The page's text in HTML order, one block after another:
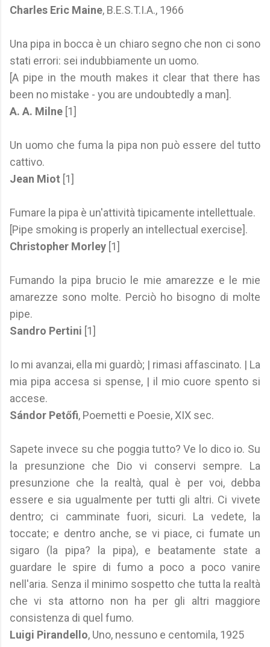
Charles Eric Maine, B.E.S.T.I.A., 1966
Una pipa in bocca è un chiaro segno che non ci sono
stati errori: sei indubbiamente un uomo.
[A pipe in the mouth makes it clear that there has
been no mistake - you are undoubtedly a man].
A. A. Milne [1]
Un uomo che fuma la pipa non può essere del tutto
cattivo.
Jean Miot [1]
Fumare la pipa è un'attività tipicamente intellettuale.
[Pipe smoking is properly an intellectual exercise].
Christopher Morley [1]
Fumando la pipa brucio le mie amarezze e le mie
amarezze sono molte. Perciò ho bisogno di molte
pipe.
Sandro Pertini [1]
Io mi avanzai, ella mi guardò; | rimasi affascinato. | La
mia pipa accesa si spense, | il mio cuore spento si
accese.
Sándor Petőfi, Poemetti e Poesie, XIX sec.
Sapete invece su che poggia tutto? Ve lo dico io. Su
la presunzione che Dio vi conservi sempre. La
presunzione che la realtà, qual è per voi, debba
essere e sia ugualmente per tutti gli altri. Ci vivete
dentro; ci camminate fuori, sicuri. La vedete, la
toccate; e dentro anche, se vi piace, ci fumate un
sigaro (la pipa? la pipa), e beatamente state a
guardare le spire di fumo a poco a poco vanire
nell'aria. Senza il minimo sospetto che tutta la realtà
che vi sta attorno non ha per gli altri maggiore
consistenza di quel fumo.
Luigi Pirandello, Uno, nessuno e centomila, 1925